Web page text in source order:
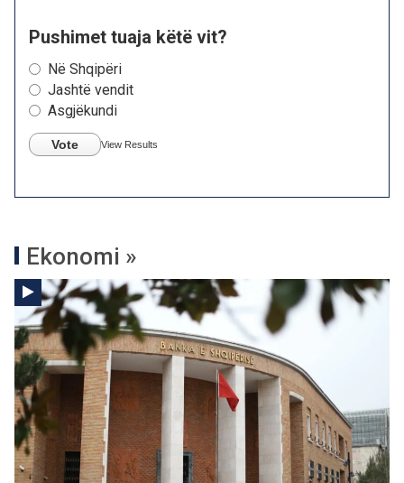
Pushimet tuaja këtë vit?
Në Shqipëri
Jashtë vendit
Asgjëkundi
Vote View Results
Ekonomi »